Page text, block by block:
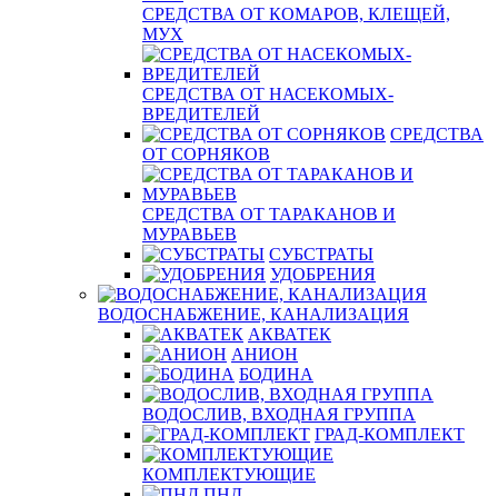
СРЕДСТВА ОТ КОМАРОВ, КЛЕЩЕЙ,
МУХ
СРЕДСТВА ОТ НАСЕКОМЫХ-
ВРЕДИТЕЛЕЙ
СРЕДСТВА
ОТ СОРНЯКОВ
СРЕДСТВА ОТ ТАРАКАНОВ И
МУРАВЬЕВ
СУБСТРАТЫ
УДОБРЕНИЯ
ВОДОСНАБЖЕНИЕ, КАНАЛИЗАЦИЯ
АКВАТЕК
АНИОН
БОДИНА
ВОДОСЛИВ, ВХОДНАЯ ГРУППА
ГРАД-КОМПЛЕКТ
КОМПЛЕКТУЮЩИЕ